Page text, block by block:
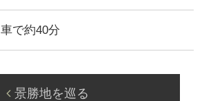
車で約40分
景勝地を巡る